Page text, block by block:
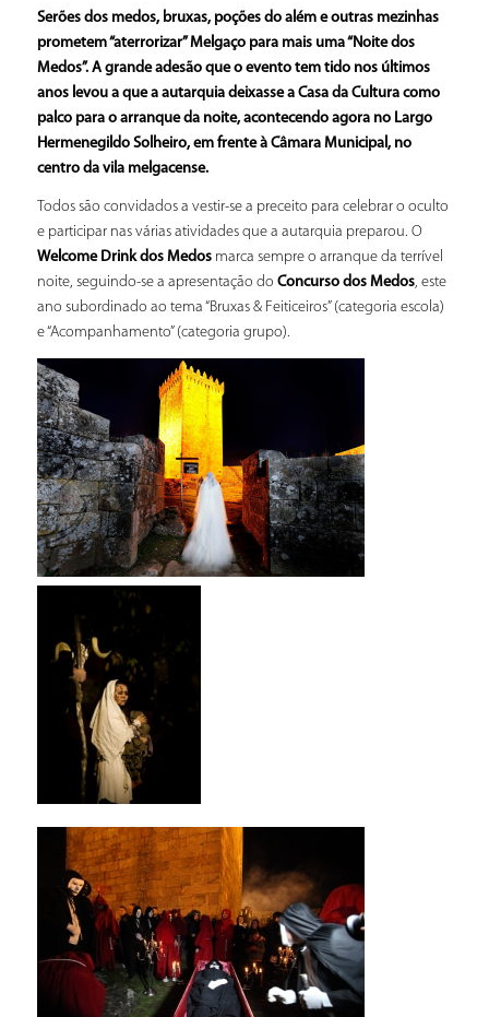
Serões dos medos, bruxas, poções do além e outras mezinhas
prometem “aterrorizar” Melgaço para mais uma “Noite dos
Medos”. A grande adesão que o evento tem tido nos últimos
anos levou a que a autarquia deixasse a Casa da Cultura como
palco para o arranque da noite, acontecendo agora no Largo
Hermenegildo Solheiro, em frente à Câmara Municipal, no
centro da vila melgacense.
Todos são convidados a vestir-se a preceito para celebrar o oculto
e participar nas várias atividades que a autarquia preparou. O
Welcome Drink dos Medosmarca sempre o arranque da terrível
noite, seguindo-se a apresentação do Concurso dos Medos, este
ano subordinado ao tema “Bruxas & Feiticeiros” (categoria escola)
e “Acompanhamento” (categoria grupo).